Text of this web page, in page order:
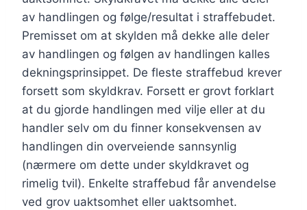
av handlingen og følge/resultat i straffebudet.
Premisset om at skylden må dekke alle deler
av handlingen og følgen av handlingen kalles
dekningsprinsippet. De fleste straffebud krever
forsett som skyldkrav. Forsett er grovt forklart
at du gjorde handlingen med vilje eller at du
handler selv om du finner konsekvensen av
handlingen din overveiende sannsynlig
(nærmere om dette under skyldkravet og
rimelig tvil). Enkelte straffebud får anvendelse
ved grov uaktsomhet eller uaktsomhet.